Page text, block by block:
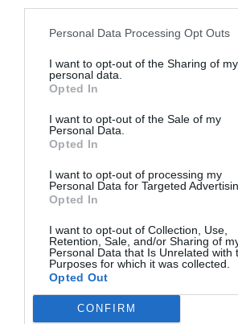
Personal Data Processing Opt Outs
I want to opt-out of the Sharing of my
personal data.
Opted In
I want to opt-out of the Sale of my
Personal Data.
Opted In
I want to opt-out of processing my
Personal Data for Targeted
Opted In
I want to opt-out of Collection, Use,
Retention, Sale, and/or Sharing of
Personal Data that Is Unrelated with
Purposes for which it was collected.
Opted Out
CONFIRM
Índex2P
RCD Espanyol
Publicidad
2Playbook Club2P